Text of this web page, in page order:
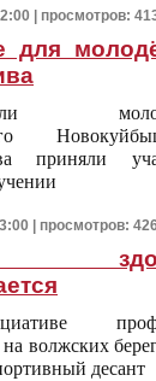
| просмотров:
для
приняли
| просмотров:
волжских
десант